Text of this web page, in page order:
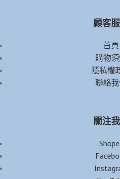
顧客
首頁
購物
隱私權
聯絡我
關注